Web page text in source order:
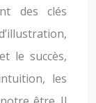
des clés
le succès,
les